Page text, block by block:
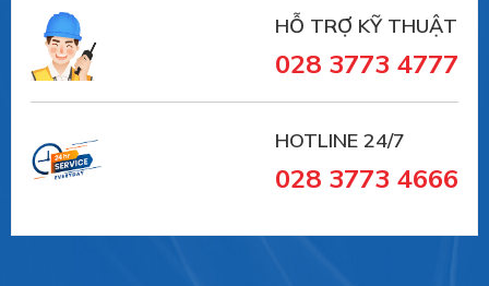
HỖ TRỢ KỸ THUẬT
028 3773 4777
HOTLINE 24/7
028 3773 4666